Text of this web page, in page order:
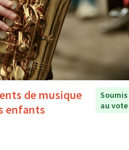
de musique
enfants
Soumis
au vote